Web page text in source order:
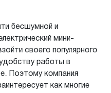
бесшумной и
мини-
своего популярного
работы в
Поэтому компания
как многие